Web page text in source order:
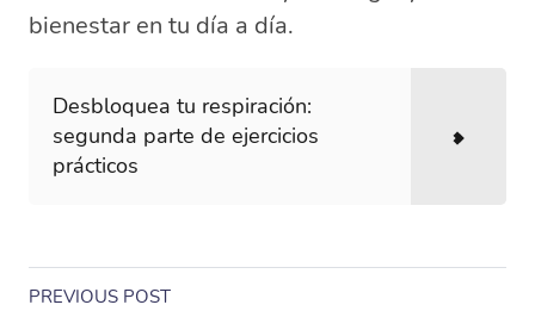
bienestar en tu día a día.
Desbloquea tu respiración:
segunda parte de ejercicios
prácticos
PREVIOUS POST